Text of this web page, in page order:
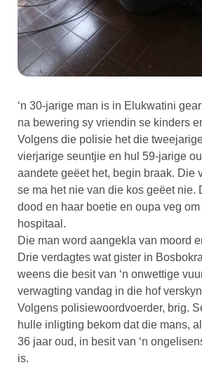
‘n 30-jarige man is in Elukwatini
na bewering sy vriendin se kinders
Volgens die polisie het die
vierjarige seuntjie en hul 59-jarige
aandete geëet het, begin braak. Die
se ma het nie van die kos geëet nie.
dood en haar boetie en oupa veg
hospitaal.
Die man word aangekla van moord
Drie verdagtes wat gister in
weens die besit van ‘n onwettige
verwagting vandag in die hof
Volgens polisiewoordvoerder, brig.
hulle inligting bekom dat die mans,
36 jaar oud, in besit van ‘n
is.